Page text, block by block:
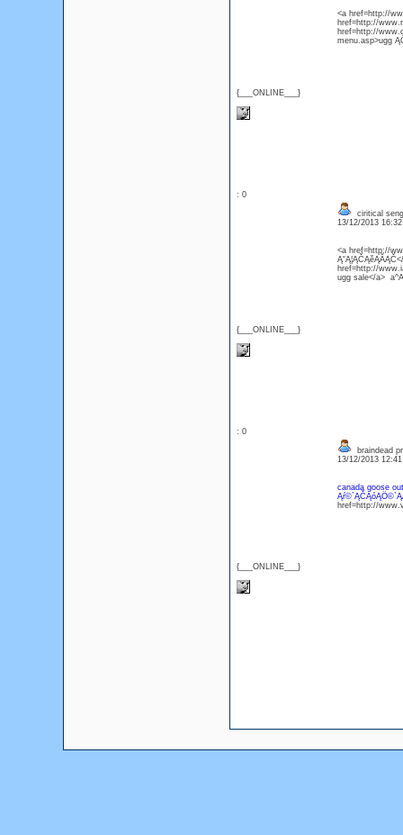
{___ONLINE___}
<a href=http://
href=http://
href=http://
menu.asp>ugg
: 0
{___ONLINE___}
ciritical
13/12/2013
<a href=http://
href=http://
ugg sale</a>
: 0
{___ONLINE___}
braindead
13/12/2013
canada goose
href=http://